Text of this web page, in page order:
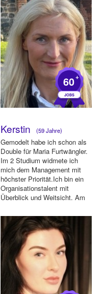
60+
Kerstin (59 Jahre)
Gemodelt habe ich schon als
Double für Maria Furtwängler.
Im 2 Studium widmete ich
mich dem Management mit
höchster Priorität.Ich bin ein
Organisationstalent mit
Überblick und Weitsicht. Am